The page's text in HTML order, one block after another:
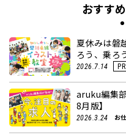
おすす
夏休みは磐
ろう、乗ろ
2026.7.14 PR
aruku編集
8月版】
2026.3.24 お